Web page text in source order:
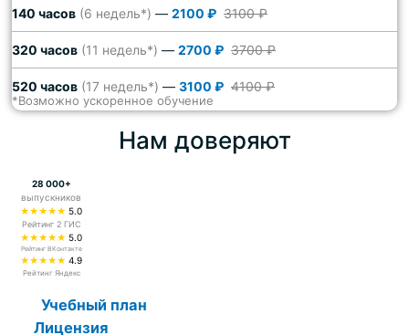
140 часов (6 недель*) — 2100 ₽ 3100 ₽
320 часов (11 недель*) — 2700 ₽ 3700 ₽
520 часов (17 недель*) — 3100 ₽ 4100 ₽
*Возможно ускоренное обучение
Нам доверяют
28 000+
выпускников
★★★★★ 5.0
Рейтинг 2 ГИС
★★★★★ 5.0
Рейтинг ВКонтакте
★★★★★ 4.9
Рейтинг Яндекс
Учебный план
Лицензия